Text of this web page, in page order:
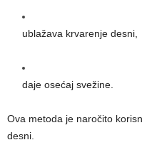
ublažava krvarenje desni,
daje osećaj svežine.
Ova metoda je naročito
desni.